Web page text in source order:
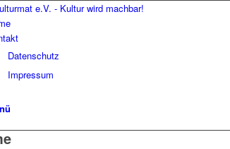
Datenschutz
Impressum